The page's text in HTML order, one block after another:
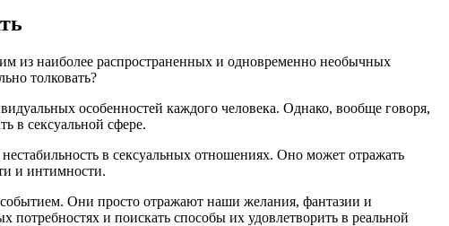
из наиболее распространенных и одновременно необычных
толковать?
особенностей каждого человека. Однако, вообще говоря,
в сексуальной сфере.
в сексуальных отношениях. Оно может отражать
и интимности.
Они просто отражают наши желания, фантазии и
и поискать способы их удовлетворить в реальной